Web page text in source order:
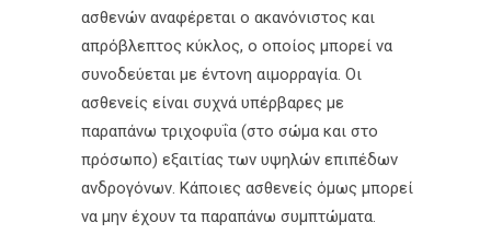
ασθενών αναφέρεται ο ακανόνιστος και
απρόβλεπτος κύκλος, ο οποίος μπορεί να
συνοδεύεται με έντονη αιμορραγία. Οι
ασθενείς είναι συχνά υπέρβαρες με
παραπάνω τριχοφυΐα (στο σώμα και στο
πρόσωπο) εξαιτίας των υψηλών επιπέδων
ανδρογόνων. Κάποιες ασθενείς όμως μπορεί
να μην έχουν τα παραπάνω συμπτώματα.